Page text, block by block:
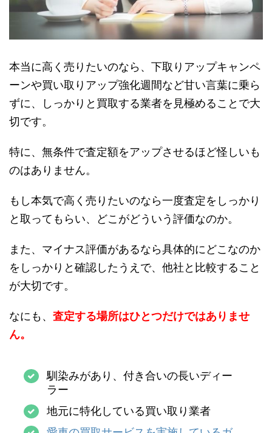
本当に高く売りたいのなら、下取りアップキャンペ
ーンや買い取りアップ強化週間など甘い言葉に乗ら
ずに、しっかりと買取する業者を見極めることで大
切です。
特に、無条件で査定額をアップさせるほど怪しいも
のはありません。
もし本気で高く売りたいのなら一度査定をしっかり
と取ってもらい、どこがどういう評価なのか。
また、マイナス評価があるなら具体的にどこなのか
をしっかりと確認したうえで、他社と比較すること
が大切です。
なにも、 査定する場所はひとつだけではありませ
ん。
馴染みがあり、付き合いの長いディー
ラー
地元に特化している買い取り業者